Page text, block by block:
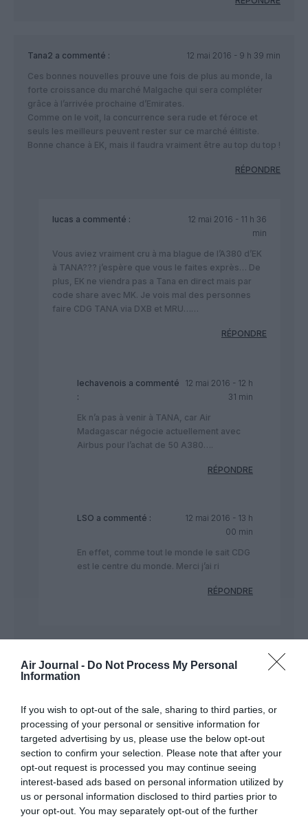
Air Journal - Do Not Process My Personal
Information
If you wish to opt-out of the sale, sharing to third parties, or
processing of your personal or sensitive information for
targeted advertising by us, please use the below opt-out
section to confirm your selection. Please note that after your
opt-out request is processed you may continue seeing
interest-based ads based on personal information utilized by
us or personal information disclosed to third parties prior to
your opt-out. You may separately opt-out of the further
Tana2 a commenté :
12 mai 2016 - 9 h 39 min
Ces bonnes nouvelles prouve une fois de plus au monde, la
forte croissance du marché Malgache qui sera compléter
grâce à l’arrivée prochaine d’Emirates.
Comme on le voit, la concurrence sera rude et féroce et
seuls les meilleurs peuvent rester sur ce marché élitiste.
Bonne chance à EK, mais il faudra vraiment être au top du top !
RÉPONDRE
lucas a commenté :
12 mai 2016 - 11 h 36
min
Vous aviez vraiment cru à ma blague de l’A380 d’EK
à TANA??? j’espère que vous le faites exprès… De
plus, EK ne viendra pas a Tana en direct mais par
code share avec MK. Je vois mal des personnes
faire CDG TANA via DXB et MRU……
RÉPONDRE
lechavenois a commenté
:
12 mai 2016 - 12 h
31 min
Ek n’a pas à venir à TANA, car Air
Madagascar négocie actuellement avec
Airbus pour l’achat de 50 A380….
RÉPONDRE
LSO a commenté :
12 mai 2016 - 13 h
00 min
En effet, comme tout le monde le sait CDG
est le centre du monde. Merci j’ai ri
RÉPONDRE
jujua commenté :
12 mai 2016 - 13 h 23 min
d’Air Mad !!! Ce qui , à mon avis , résoudrait bien des
problèmes , à condition que tout ceci se passe dans la plus
grande régularité ??? ce qui n’est pas , mais alors pas du tout
acquis ….
RÉPONDRE